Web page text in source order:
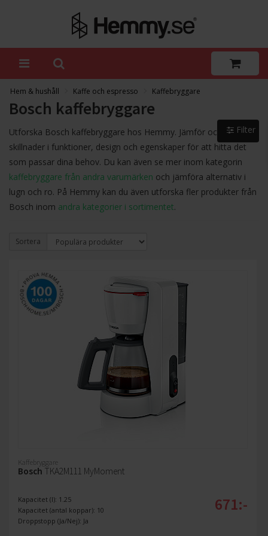
Hem & hushåll Kaffe och espresso Kaffebryggare
Bosch kaffebryggare
Utforska Bosch kaffebryggare hos Hemmy. Jämför och se
skillnader i funktioner, design och egenskaper för att hitta det
som passar dina behov. Du kan även se mer inom kategorin
kaffebryggare från andra varumärken och jämföra alternativ i
lugn och ro. På Hemmy kan du även utforska fler produkter från
Bosch inom andra kategorier i sortimentet.
Sortera
Kaffebryggare
Bosch TKA2M111 MyMoment
Kapacitet (l): 1.25
Kapacitet (antal koppar): 10
Droppstopp (Ja/Nej): Ja
671:-
Filter